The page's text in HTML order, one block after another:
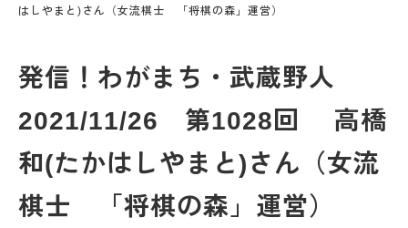
はしやまと)さん（女流棋士 「将棋の森」運営）
発信！わがまち・武蔵野人
2021/11/26 第1028回 高橋
和(たかはしやまと)さん（女流
棋士 「将棋の森」運営）